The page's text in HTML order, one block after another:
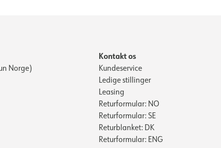
Norge)
Kontakt os
Kundeservice
Ledige stillinger
Leasing
Returformular: NO
Returformular: SE
Returblanket: DK
Returformular: ENG